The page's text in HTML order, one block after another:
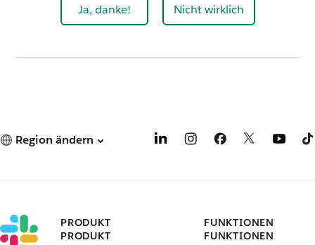
Ja, danke! Nicht wirklich
Region ändern
PRODUKT
PRODUKT
FUNKTIONEN
FUNKTIONEN